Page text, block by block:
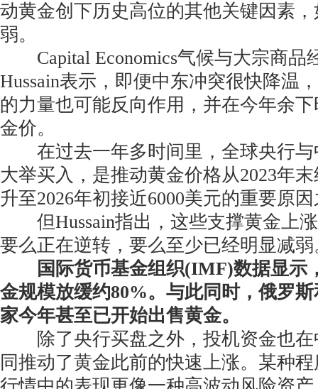
动黄金创下历史高位的其他关键因素
弱。
Capital Economics气候与大宗商品
Hussain表示，即便中东冲突很快降温
的力量也可能反向作用，并在今年余
金价。
在过去一年多时间里，全球央行与
大举买入，是推动黄金价格从2023年
升至2026年初接近6000美元的重要原
但Hussain指出，这些支撑黄金上
要么正在逆转，要么至少已经明显减弱
国际货币基金组织(IMF)数据显示
金规模放缓约80%。与此同时，俄罗
家今年甚至已开始出售黄金。
除了央行买盘之外，投机资金也在
同推动了黄金此前的快速上涨。某种